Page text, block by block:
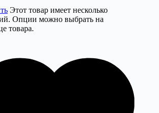
Этот товар имеет несколько
Опции можно выбрать на
товара.